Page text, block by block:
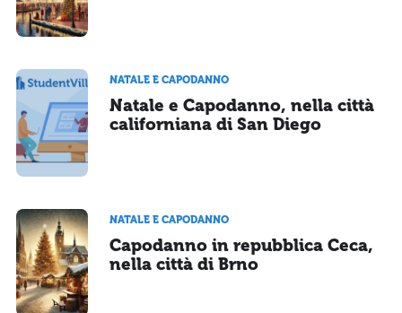
NATALE E CAPODANNO
Natale e Capodanno, nella città
californiana di San Diego
NATALE E CAPODANNO
Capodanno in repubblica Ceca,
nella città di Brno